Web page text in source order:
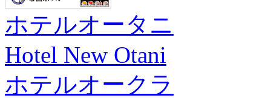
ホテルオータニ
Hotel New Otani
ホテルオークラ